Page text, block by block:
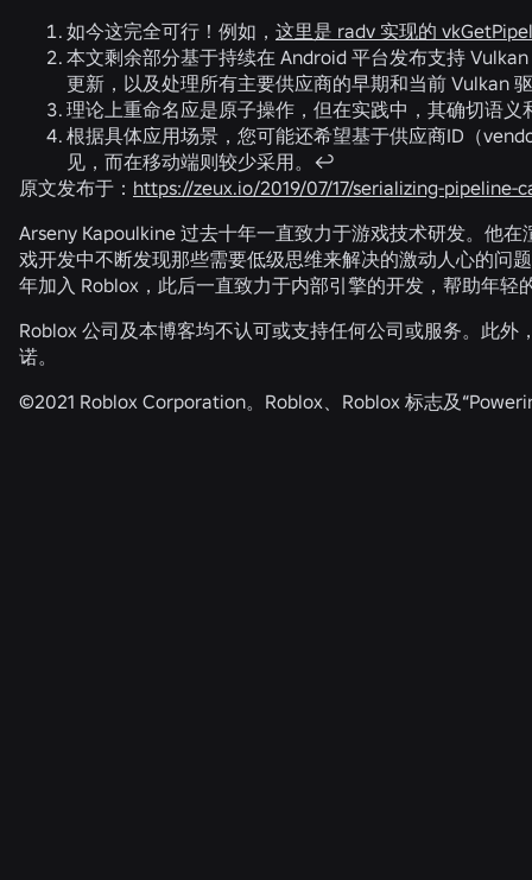
如今这完全可行！例如， 这里是 radv 实现的
本文剩余部分基于持续在 Android 平台发布支持
更新，以及处理所有主要供应商的早期和当前 Vulkan
理论上重命名应是原子操作，但在实践中，其确切语
根据具体应用场景，您可能还希望基于供应商ID（
见，而在移动端则较少采用。↩
原文发布于： https://zeux.io/2019/07/17/serializing-pipeline-
Arseny Kapoulkine 过去十年一直致力于游戏技术研发。他
戏开发中不断发现那些需要低级思维来解决的激动人心的问
年加入 Roblox，此后一直致力于内部引擎的开发，帮助年轻
Roblox 公司及本博客均不认可或支持任何公司或服务。此
诺。
©2021 Roblox Corporation。Roblox、Roblox 标志及